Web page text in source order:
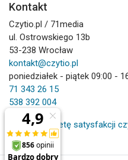
Kontakt
Czytio.pl / 71media
ul. Ostrowskiego 13b
53-238 Wrocław
kontakt@czytio.pl
poniedziałek - piątek 09:00 -
71 343 26 15
538 392 004
Wypełnij ankietę satysfakcji